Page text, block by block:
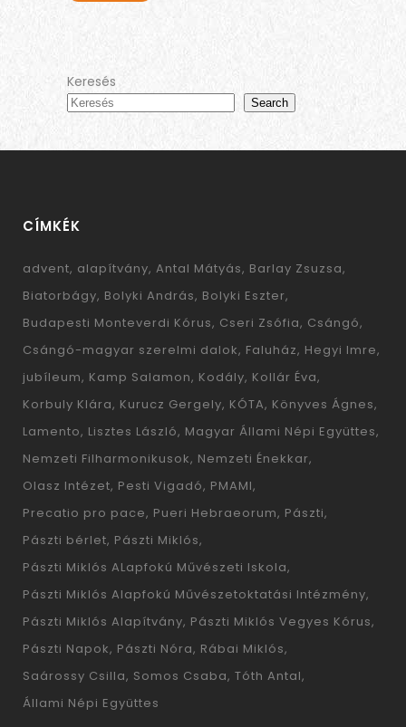
Keresés
Search
CÍMKÉK
advent alapítvány Antal Mátyás Barlay Zsuzsa
Biatorbágy Bolyki András Bolyki Eszter
Budapesti Monteverdi Kórus Cseri Zsófia Csángó
Csángó-magyar szerelmi dalok Faluház Hegyi Imre
jubíleum Kamp Salamon Kodály Kollár Éva
Korbuly Klára Kurucz Gergely KÓTA Könyves Ágnes
Lamento Lisztes László Magyar Állami Népi Együttes
Nemzeti Filharmonikusok Nemzeti Énekkar
Olasz Intézet Pesti Vigadó PMAMI
Precatio pro pace Pueri Hebraeorum Pászti
Pászti bérlet Pászti Miklós
Pászti Miklós ALapfokú Művészeti Iskola
Pászti Miklós Alapfokú Művészetoktatási Intézmény
Pászti Miklós Alapítvány Pászti Miklós Vegyes Kórus
Pászti Napok Pászti Nóra Rábai Miklós
Saárossy Csilla Somos Csaba Tóth Antal
Állami Népi Együttes